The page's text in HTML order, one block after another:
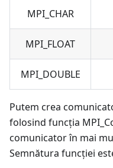
MPI_CHAR
MPI_FLOAT
MPI_DOUBLE
Putem crea
folosind funcția
comunicator în mai
Semnătura funcției